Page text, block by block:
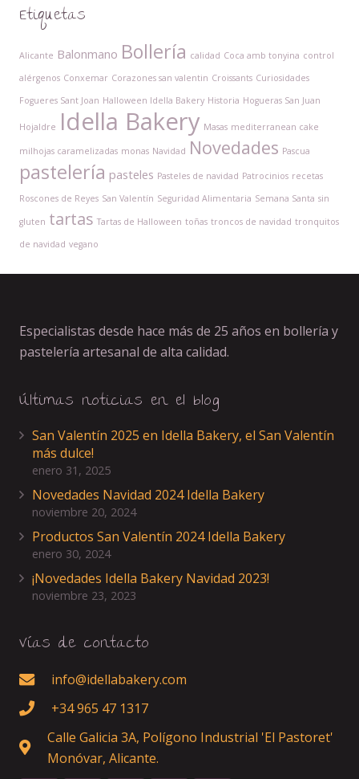
Etiquetas
Alicante Balonmano Bollería calidad Coca amb tonyina control
alérgenos Conxemar Corazones san valentin Croissants Curiosidades
Fogueres Sant Joan Halloween Idella Bakery Historia Hogueras San Juan
Hojaldre Idella Bakery Masas mediterranean cake
milhojas caramelizadas monas Navidad Novedades Pascua
pastelería pasteles Pasteles de navidad Patrocinios recetas
Roscones de Reyes San Valentín Seguridad Alimentaria Semana Santa sin
gluten tartas Tartas de Halloween toñas troncos de navidad tronquitos
de navidad vegano
Especialistas desde hace más de 25 años en bollería y
pastelería artesanal de alta calidad.
Últimas noticias en el blog
San Valentín 2025 en Idella Bakery, el San Valentín
más dulce!
enero 31, 2025
Novedades Navidad 2024 Idella Bakery
noviembre 20, 2024
Productos San Valentín 2024 Idella Bakery
enero 30, 2024
¡Novedades Idella Bakery Navidad 2023!
noviembre 23, 2023
Vías de contacto
info@idellabakery.com
+34 965 47 1317
Calle Galicia 3A, Polígono Industrial 'El Pastoret'
Monóvar, Alicante.